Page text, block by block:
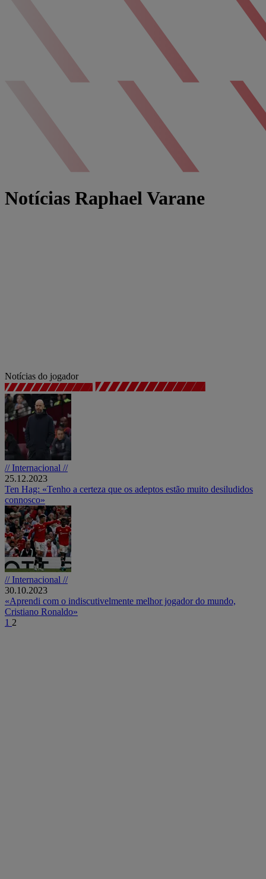
Notícias Raphael Varane
Notícias do jogador
// Internacional //
25.12.2023
Ten Hag: «Tenho a certeza que os adeptos estão muito desiludidos
connosco»
// Internacional //
30.10.2023
«Aprendi com o indiscutivelmente melhor jogador do mundo,
Cristiano Ronaldo»
1 2